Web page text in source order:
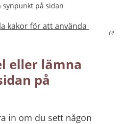
synpunkt på sidan
kakor för att använda
eller lämna
på
in om du sett någon